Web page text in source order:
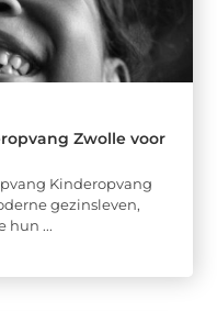
Zwolle voor
Kinderopvang
gezinsleven,
hun ...